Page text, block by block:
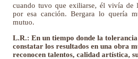
cuando tuvo que exiliarse, él vivía de
por esa canción. Bergara lo quería
mutuo.
L.R.: En un tiempo donde la
constatar los resultados en una obra
reconocen talentos, calidad artística,